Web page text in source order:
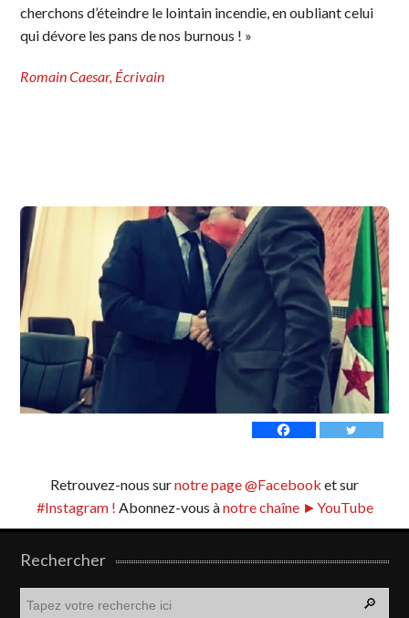
cherchons d’éteindre le lointain incendie, en oubliant celui
qui dévore les pans de nos burnous ! »
Romain Caesar, Écrivain
Retrouvez-nous surnotre page @Facebook et sur
#Instagram ! Abonnez-vous ànotre chaîne ►YouTube
Rechercher